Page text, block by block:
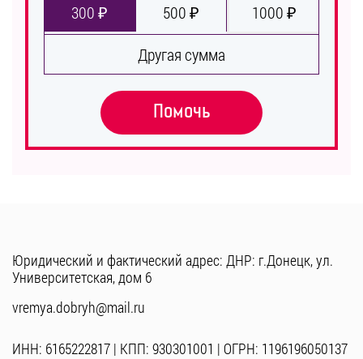
300 ₽ 500 ₽
1000 ₽
Другая сумма
Помочь
Юридический и фактический адрес: ДНР: г.Донецк, ул.
Университетская, дом 6
vremya.dobryh@mail.ru
ИНН: 6165222817 | КПП: 930301001 | ОГРН: 1196196050137